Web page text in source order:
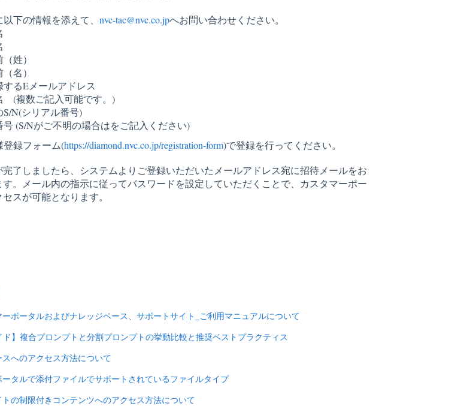
下の情報を添えて、 nvc-tac@nvc.co.jpへお問い合わせください。
姓）
名）
するEメールアドレス
(複数ご記入可能です。)
S/N(シリアル番号)
号 (S/Nがご不明の場合はをご記入ください)
登録フォーム(https://diamond.nvc.co.jp/registration-form)で登録を行ってください。
完了しましたら、システムよりご登録いただいたメールアドレス宛に招待メールをお
。メール内の指示に従ってパスワードを設定していただくことで、カスタマーポー
スが可能となります。
ーポータルおよびナレッジベース、サポートサイト_ご利用マニュアルについて
ド】複合プロンプトと分割プロンプトの挙動比較と推奨ベストプラクティス
へのアクセス方法について
タルで添付ファイルでサポートされているファイルタイプ
の制限付きコンテンツへのアクセス方法について